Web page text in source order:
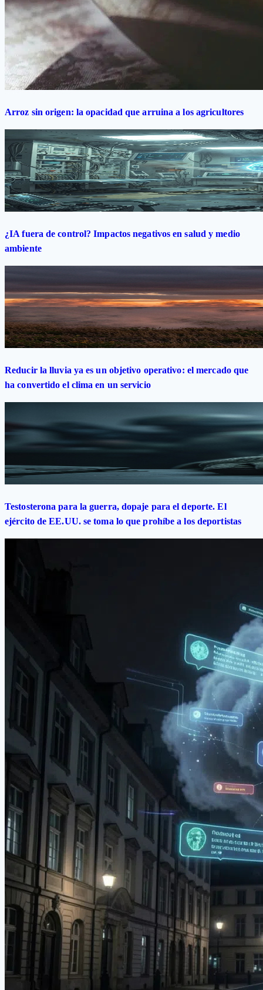
Arroz sin origen: la opacidad que arruina a los agricultores
¿IA fuera de control? Impactos negativos en salud y medio
ambiente
Reducir la lluvia ya es un objetivo operativo: el mercado que
ha convertido el clima en un servicio
Testosterona para la guerra, dopaje para el deporte. El
ejército de EE.UU. se toma lo que prohíbe a los deportistas